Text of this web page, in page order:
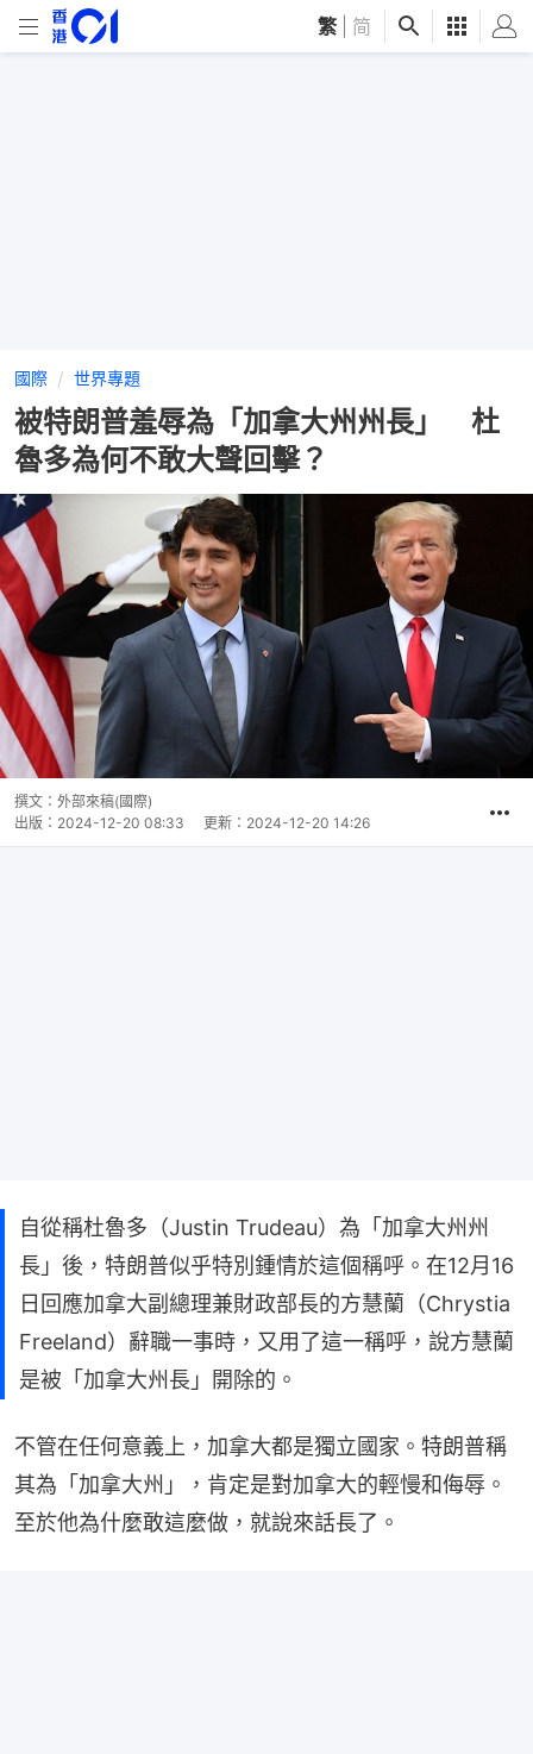
繁 简
國際 世界專題
被特朗普羞辱為「加拿大州州長」 杜
魯多為何不敢大聲回擊？
撰文： 外部來稿(國際)
出版： 2024-12-20 08:33 更新： 2024-12-20 14:26
自從稱杜魯多（Justin Trudeau）為「加拿大州州
長」後，特朗普似乎特別鍾情於這個稱呼。在12月16
日回應加拿大副總理兼財政部長的方慧蘭（Chrystia
Freeland）辭職一事時，又用了這一稱呼，說方慧蘭
是被「加拿大州長」開除的。
不管在任何意義上，加拿大都是獨立國家。特朗普稱
其為「加拿大州」，肯定是對加拿大的輕慢和侮辱。
至於他為什麼敢這麼做，就說來話長了。